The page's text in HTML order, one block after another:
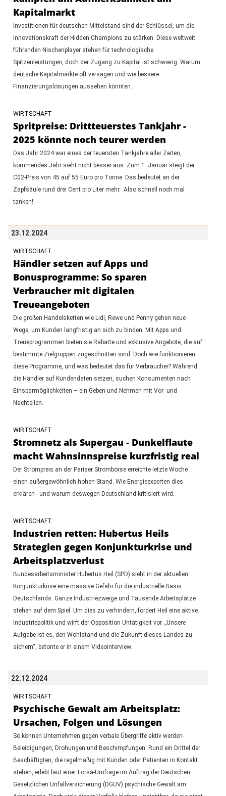
Kapitalmarkt
Investitionen für deutschen Mittelstand sind der Schlüssel, um die
Innovationskraft der Hidden Champions zu stärken. Diese weltweit
führenden Nischenplayer stehen für technologische
Spitzenleistungen, doch der Zugang zu Kapital ist schwierig. Warum
deutsche Kapitalmärkte oft versagen und wie bessere
Finanzierungslösungen aussehen könnten.
WIRTSCHAFT
Spritpreise: Drittteuerstes Tankjahr -
2025 könnte noch teurer werden
Das Jahr 2024 war eines der teuersten Tankjahre aller Zeiten,
kommendes Jahr sieht nicht besser aus: Zum 1. Januar steigt der
C02-Preis von 45 auf 55 Euro pro Tonne. Das bedeutet an der
Zapfsäule rund drei Cent pro Liter mehr. Also schnell noch mal
tanken!
23.12.2024
WIRTSCHAFT
Händler setzen auf Apps und
Bonusprogramme: So sparen
Verbraucher mit digitalen
Treueangeboten
Die großen Handelsketten wie Lidl, Rewe und Penny gehen neue
Wege, um Kunden langfristig an sich zu binden. Mit Apps und
Treueprogrammen bieten sie Rabatte und exklusive Angebote, die auf
bestimmte Zielgruppen zugeschnitten sind. Doch wie funktionieren
diese Programme, und was bedeutet das für Verbraucher? Während
die Händler auf Kundendaten setzen, suchen Konsumenten nach
Einsparmöglichkeiten – ein Geben und Nehmen mit Vor- und
Nachteilen.
WIRTSCHAFT
Stromnetz als Supergau - Dunkelflaute
macht Wahnsinnspreise kurzfristig real
Der Strompreis an der Pariser Strombörse erreichte letzte Woche
einen außergewöhnlich hohen Stand. Wie Energieexperten dies
erklären - und warum deswegen Deutschland kritisiert wird.
WIRTSCHAFT
Industrien retten: Hubertus Heils
Strategien gegen Konjunkturkrise und
Arbeitsplatzverlust
Bundesarbeitsminister Hubertus Heil (SPD) sieht in der aktuellen
Konjunkturkrise eine massive Gefahr für die industrielle Basis
Deutschlands. Ganze Industriezweige und Tausende Arbeitsplätze
stehen auf dem Spiel. Um dies zu verhindern, fordert Heil eine aktive
Industriepolitik und wirft der Opposition Untätigkeit vor. „Unsere
Aufgabe ist es, den Wohlstand und die Zukunft dieses Landes zu
sichern“, betonte er in einem Videointerview.
22.12.2024
WIRTSCHAFT
Psychische Gewalt am Arbeitsplatz:
Ursachen, Folgen und Lösungen
So können Unternehmen gegen verbale Übergriffe aktiv werden-
Beleidigungen, Drohungen und Beschimpfungen: Rund ein Drittel der
Beschäftigten, die regelmäßig mit Kunden oder Patienten in Kontakt
stehen, erlebt laut einer Forsa-Umfrage im Auftrag der Deutschen
Gesetzlichen Unfallversicherung (DGUV) psychische Gewalt am